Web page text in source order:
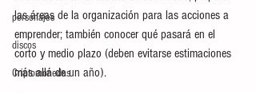
personajes
discos
Criptomonedas
las áreas de la organización para las acciones a
emprender; también conocer qué pasará en el
corto y medio plazo (deben evitarse estimaciones
más allá de un año).